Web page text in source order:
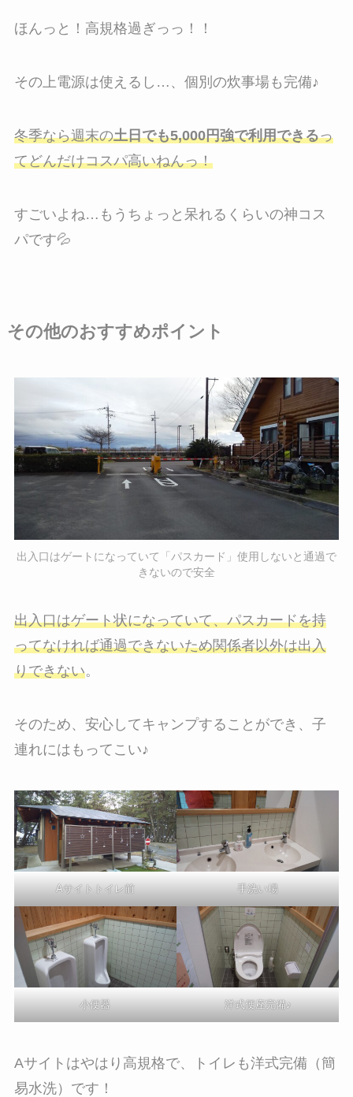
ほんっと！高規格過ぎっっ！！
その上電源は使えるし…、個別の炊事場も完備♪
冬季なら週末の土日でも5,000円強で利用できるっ
てどんだけコスパ高いねんっ！
すごいよね…もうちょっと呆れるくらいの神コス
パです💦
その他のおすすめポイント
出入口はゲートになっていて「パスカード」使用しないと通過で
きないので安全
出入口はゲート状になっていて、パスカードを持
ってなければ通過できないため関係者以外は出入
りできない。
そのため、安心してキャンプすることができ、子
連れにはもってこい♪
Aサイトトイレ前 手洗い場
小便器 洋式便座完備♪
Aサイトはやはり高規格で、トイレも洋式完備（簡
易水洗）です！